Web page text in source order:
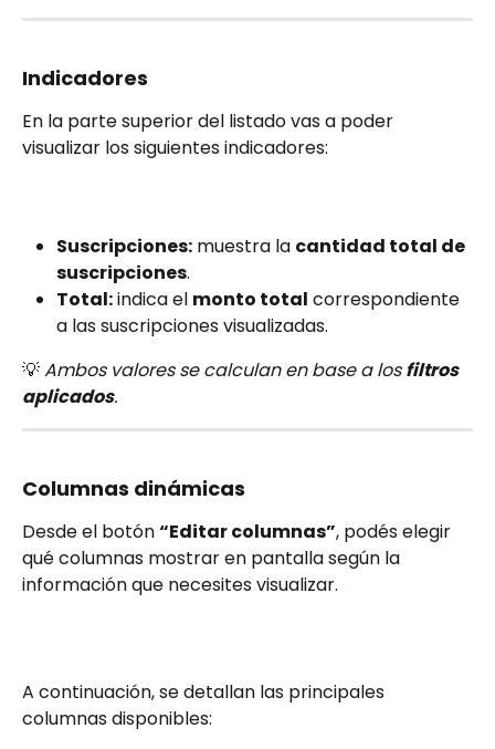
Indicadores
En la parte superior del listado vas a poder
visualizar los siguientes indicadores:
Suscripciones: muestra la cantidad total de
suscripciones.
Total: indica el monto total correspondiente
a las suscripciones visualizadas.
💡 Ambos valores se calculan en base a los filtros
aplicados.
Columnas dinámicas
Desde el botón “Editar columnas”, podés elegir
qué columnas mostrar en pantalla según la
información que necesites visualizar.
A continuación, se detallan las principales
columnas disponibles: